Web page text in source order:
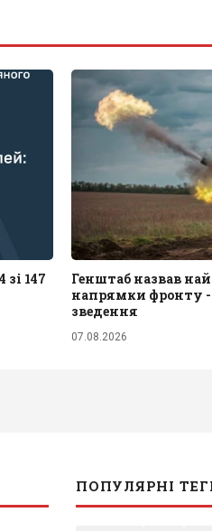
147
Генштаб назвав
напрямки фронту -
зведення
07.08.2026
ПОПУЛЯРНІ